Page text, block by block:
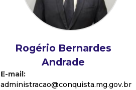
Rogério Bernardes
Andrade
E-mail:
administracao@conquista.mg.gov.br